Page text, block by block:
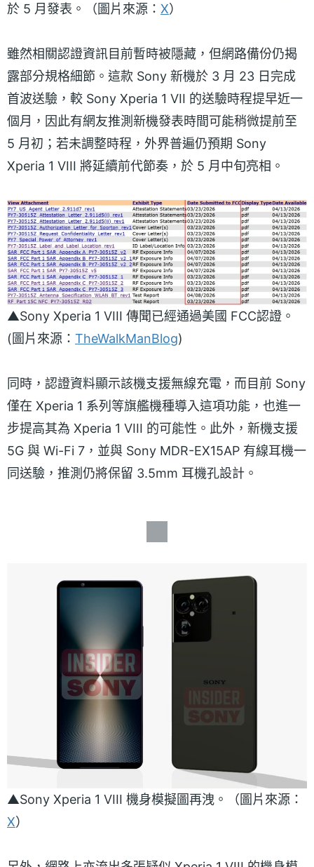
於 5 月發表。（圖片來源： X）
雖然相關認證資訊目前暫時被隱藏，但網路備份仍揭
露部分規格細節。這款 Sony 新機於 3 月 23 日完成
首波送驗，較 Sony Xperia 1 VII 的送驗時程提早近一
個月，因此有網友推測新機發表時間可能稍微提前至
5 月初；若未調整時程，外界普遍仍預期 Sony
Xperia 1 VIII 將延續前代節奏，於 5 月中旬亮相。
▲Sony Xperia 1 VIII 傳聞已經通過美國 FCC認證。
(圖片來源： TheWalkManBlog)
同時，認證資料顯示該機支援無線充電，而目前 Sony
僅在 Xperia 1 系列等旗艦機種導入這項功能，也進一
步提高其為 Xperia 1 VIII 的可能性。此外，新機支援
5G 與 Wi-Fi 7，並與 Sony MDR-EX15AP 有線耳機一
同送驗，推測仍將保留 3.5mm 耳機孔設計。
▲Sony Xperia 1 VIII 機身模擬圖再洩。（圖片來源：
X）